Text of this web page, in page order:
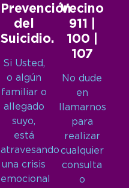
Prevención
del
Suicidio.
Si Usted,
o algún
familiar o
allegado
suyo,
está
atravesando
una crisis
emocional
Vecino
911 |
100 |
107
No dude
en
llamarnos
para
realizar
cualquier
consulta
o